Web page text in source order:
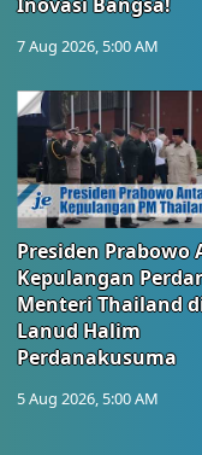
7 Aug 2026, 5:00 AM
Presiden Prabowo
Kepulangan
Menteri Thailand
Lanud Halim
Perdanakusuma
5 Aug 2026, 5:00 AM